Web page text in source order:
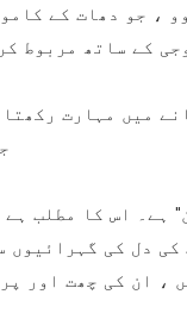
، جو دھات کے
کے ساتھ مربوط
میں مہارت
ہے۔ اس کا مطلب
دل کی
، ان کی چھت اور